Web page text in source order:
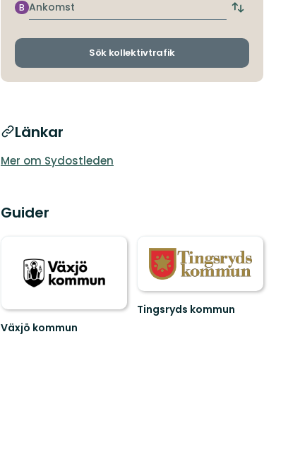
hållplats
Ankomst
B
Byt
och
Sök kollektivtrafik
Länkar
Mer om Sydostleden
Guider
Växjö kommun
Tingsryds kommun